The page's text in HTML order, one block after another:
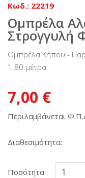
Κωδ.: 22219
Ομπρέλα
Στρογγυλή
Ομπρέλα Κήπου -
1.80 μέτρα
7,00 €
Περιλαμβάνεται
Διαθεσιμότητα:
Ποσότητα :